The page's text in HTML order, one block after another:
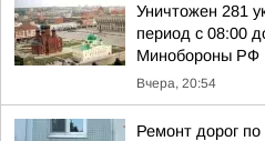
Уничтожен 281
период с 08:00
Минобороны РФ
Вчера, 20:54
Ремонт дорог